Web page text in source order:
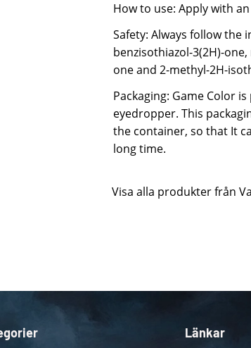
How to use: Apply with
Safety: Always follow the
benzisothiazol-3(2H)-
one and 2-methyl-2H-
Packaging: Game Color
eyedropper. This
the container, so that It
long time.
Visa alla produkter från
Länkar